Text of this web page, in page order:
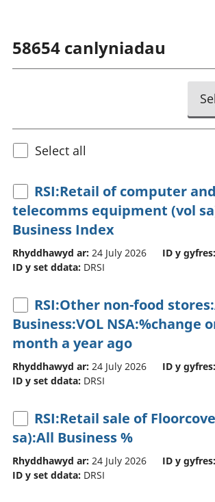
58654 canlyniadau
Select all
RSI:Retail of computer and
telecomms equipment (vol
Business Index
Rhyddhawyd ar: 24 July 2026 ID y gyfres:
ID y set ddata: DRSI
RSI:Other non-food
Business:VOL NSA:%change
month a year ago
Rhyddhawyd ar: 24 July 2026 ID y gyfres:
ID y set ddata: DRSI
RSI:Retail sale of
sa):All Business %
Rhyddhawyd ar: 24 July 2026 ID y gyfres:
ID y set ddata: DRSI